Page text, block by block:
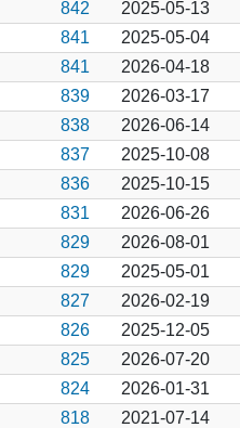
842 2025-05-13
841 2025-05-04
841 2026-04-18
839 2026-03-17
838 2026-06-14
837 2025-10-08
836 2025-10-15
831 2026-06-26
829 2026-08-01
829 2025-05-01
827 2026-02-19
826 2025-12-05
825 2026-07-20
824 2026-01-31
818 2021-07-14